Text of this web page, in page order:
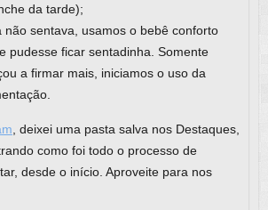
da tarde);
não sentava, usamos o bebê conforto
pudesse ficar sentadinha. Somente
a firmar mais, iniciamos o uso da
, deixei uma pasta salva nos Destaques,
como foi todo o processo de
desde o início. Aproveite para nos